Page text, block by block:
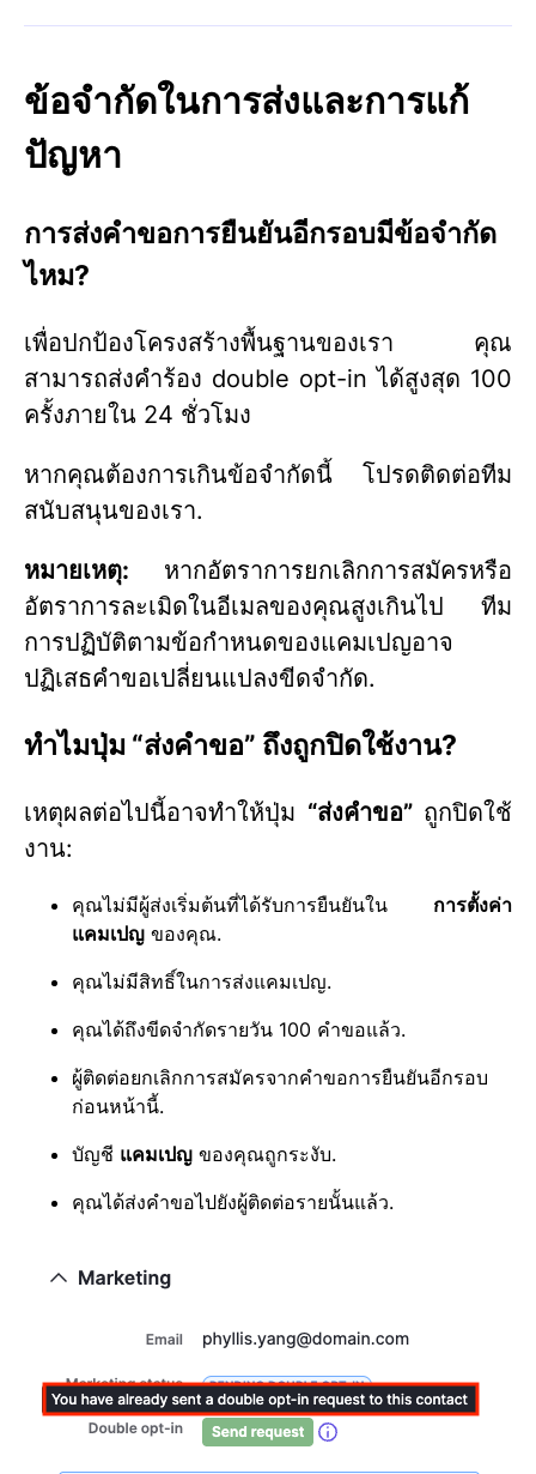
ข้อจำกัดในการส่งและการแก้
ปัญหา
การส่งคำขอการยืนยันอีกรอบมีข้อจำกัด
ไหม?
เพื่อปกป้องโครงสร้างพื้นฐานของเรา คุณ
สามารถส่งคำร้อง double opt-in ได้สูงสุด 100
ครั้งภายใน 24 ชั่วโมง
หากคุณต้องการเกินข้อจำกัดนี้ โปรดติดต่อทีม
สนับสนุนของเรา.
หมายเหตุ: หากอัตราการยกเลิกการสมัครหรือ
อัตราการละเมิดในอีเมลของคุณสูงเกินไป ทีม
การปฏิบัติตามข้อกำหนดของแคมเปญอาจ
ปฏิเสธคำขอเปลี่ยนแปลงขีดจำกัด.
ทำไมปุ่ม “ส่งคำขอ” ถึงถูกปิดใช้งาน?
เหตุผลต่อไปนี้อาจทำให้ปุ่ม “ส่งคำขอ”ถูกปิดใช้
งาน:
คุณไม่มีผู้ส่งเริ่มต้นที่ได้รับการยืนยันใน การตั้งค่า
แคมเปญ ของคุณ.
คุณไม่มีสิทธิ์ในการส่งแคมเปญ.
คุณได้ถึงขีดจำกัดรายวัน 100 คำขอแล้ว.
ผู้ติดต่อยกเลิกการสมัครจากคำขอการยืนยันอีกรอบ
ก่อนหน้านี้.
บัญชี แคมเปญ ของคุณถูกระงับ.
คุณได้ส่งคำขอไปยังผู้ติดต่อรายนั้นแล้ว.